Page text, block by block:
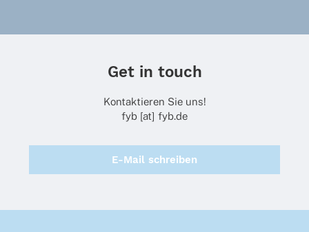
Get in touch
Kontaktieren Sie uns!
fyb [at] fyb.de
E-Mail schreiben